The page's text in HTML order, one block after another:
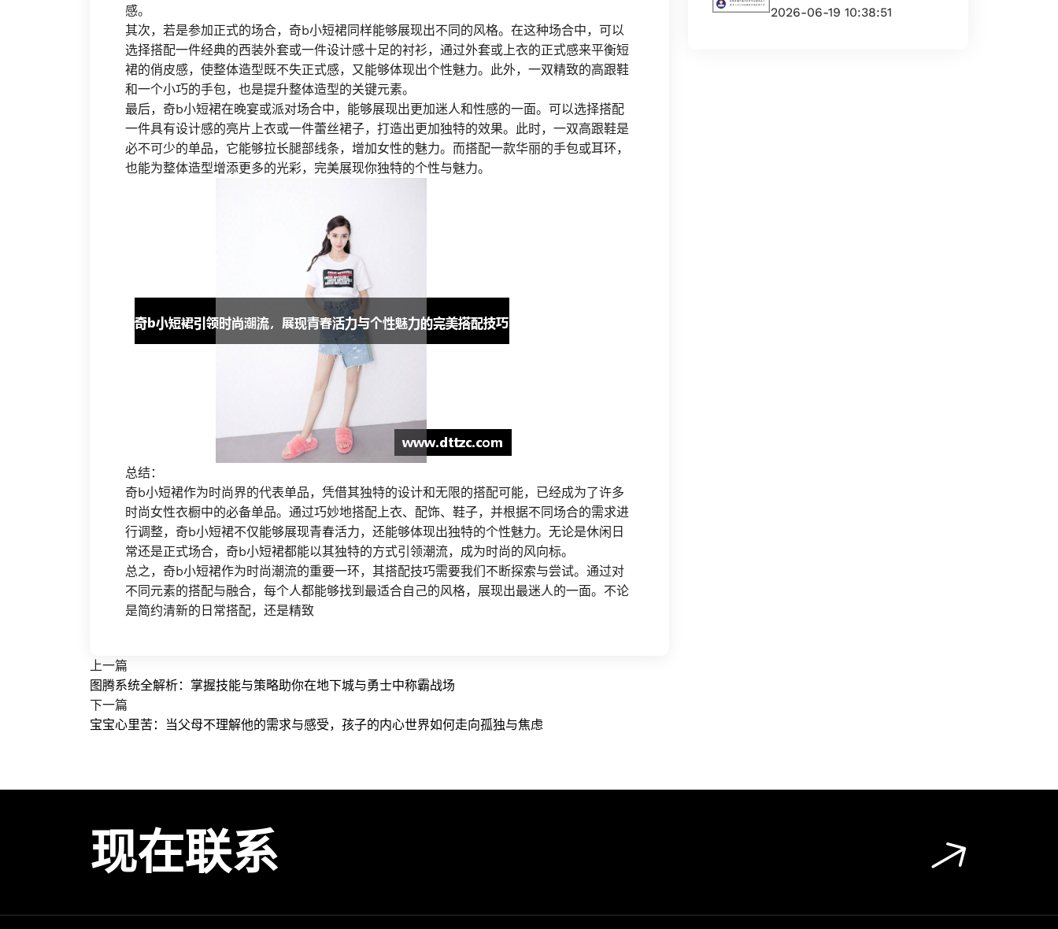
感。
其次，若是参加正式的场合，奇b小短裙同样能够展现出不同的风格。在这种场合中，可以
选择搭配一件经典的西装外套或一件设计感十足的衬衫，通过外套或上衣的正式感来平衡短
裙的俏皮感，使整体造型既不失正式感，又能够体现出个性魅力。此外，一双精致的高跟鞋
和一个小巧的手包，也是提升整体造型的关键元素。
最后，奇b小短裙在晚宴或派对场合中，能够展现出更加迷人和性感的一面。可以选择搭配
一件具有设计感的亮片上衣或一件蕾丝裙子，打造出更加独特的效果。此时，一双高跟鞋是
必不可少的单品，它能够拉长腿部线条，增加女性的魅力。而搭配一款华丽的手包或耳环，
也能为整体造型增添更多的光彩，完美展现你独特的个性与魅力。
总结：
奇b小短裙作为时尚界的代表单品，凭借其独特的设计和无限的搭配可能，已经成为了许多
时尚女性衣橱中的必备单品。通过巧妙地搭配上衣、配饰、鞋子，并根据不同场合的需求进
行调整，奇b小短裙不仅能够展现青春活力，还能够体现出独特的个性魅力。无论是休闲日
常还是正式场合，奇b小短裙都能以其独特的方式引领潮流，成为时尚的风向标。
总之，奇b小短裙作为时尚潮流的重要一环，其搭配技巧需要我们不断探索与尝试。通过对
不同元素的搭配与融合，每个人都能够找到最适合自己的风格，展现出最迷人的一面。不论
是简约清新的日常搭配，还是精致
上一篇
图腾系统全解析：掌握技能与策略助你在地下城与勇士中称霸战场
下一篇
宝宝心里苦：当父母不理解他的需求与感受，孩子的内心世界如何走向孤独与焦虑
2026-06-19 10:38:51
现在联系